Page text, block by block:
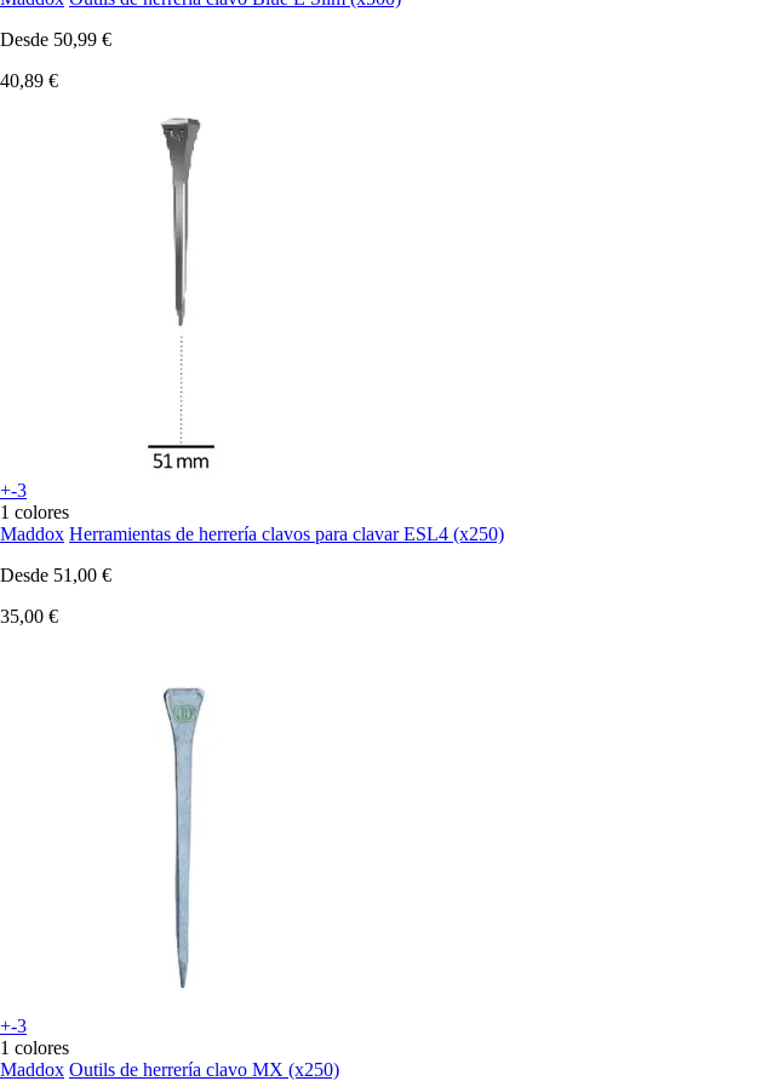
Desde 50,99 €
40,89 €
+-3
1 colores
Maddox Herramientas de herrería clavos para clavar ESL4 (x250)
Desde 51,00 €
35,00 €
+-3
1 colores
Maddox Outils de herrería clavo MX (x250)